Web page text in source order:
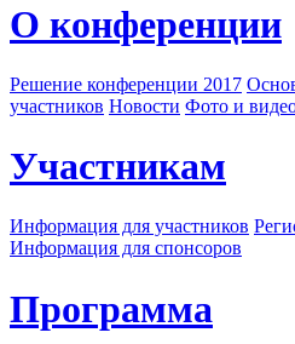
О конференции
Решение конференции 2017
участников Новости Фото и
Участникам
Информация для участников
Информация для спонсоров
Программа